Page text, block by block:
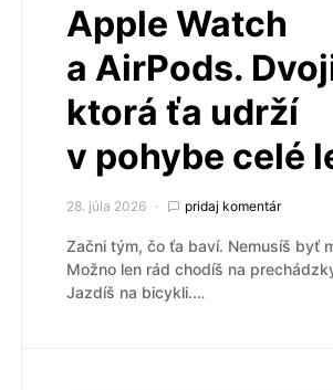
Apple Watch
a AirPods.
ktorá ťa udrží
v pohybe celé
28. júla 2026 pridaj komentár
Začni tým, čo ťa baví. Nemusíš byť
Možno len rád chodíš na
Jazdíš na bicykli.…